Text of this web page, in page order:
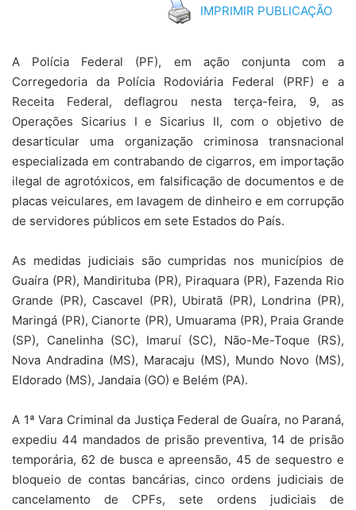
IMPRIMIR PUBLICAÇÃO
A Polícia Federal (PF), em ação conjunta com a
Corregedoria da Polícia Rodoviária Federal (PRF) e a
Receita Federal, deflagrou nesta terça-feira, 9, as
Operações Sicarius I e Sicarius II, com o objetivo de
desarticular uma organização criminosa transnacional
especializada em contrabando de cigarros, em importação
ilegal de agrotóxicos, em falsificação de documentos e de
placas veiculares, em lavagem de dinheiro e em corrupção
de servidores públicos em sete Estados do País.
As medidas judiciais são cumpridas nos municípios de
Guaíra (PR), Mandirituba (PR), Piraquara (PR), Fazenda Rio
Grande (PR), Cascavel (PR), Ubiratã (PR), Londrina (PR),
Maringá (PR), Cianorte (PR), Umuarama (PR), Praia Grande
(SP), Canelinha (SC), Imaruí (SC), Não-Me-Toque (RS),
Nova Andradina (MS), Maracaju (MS), Mundo Novo (MS),
Eldorado (MS), Jandaia (GO) e Belém (PA).
A 1ª Vara Criminal da Justiça Federal de Guaíra, no Paraná,
expediu 44 mandados de prisão preventiva, 14 de prisão
temporária, 62 de busca e apreensão, 45 de sequestro e
bloqueio de contas bancárias, cinco ordens judiciais de
cancelamento de CPFs, sete ordens judiciais de